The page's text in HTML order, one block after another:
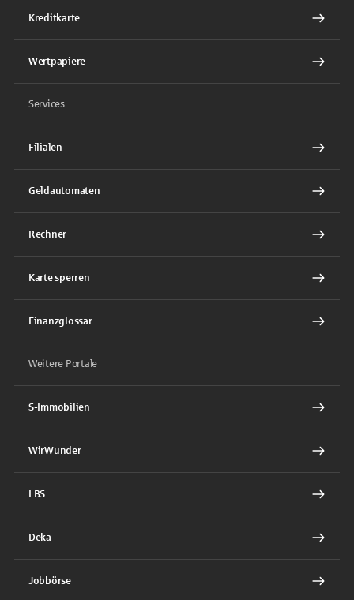
Kreditkarte
Wertpapiere
Services
Filialen
Geldautomaten
Rechner
Karte sperren
Finanzglossar
Weitere Portale
S-Immobilien
WirWunder
LBS
Deka
Jobbörse